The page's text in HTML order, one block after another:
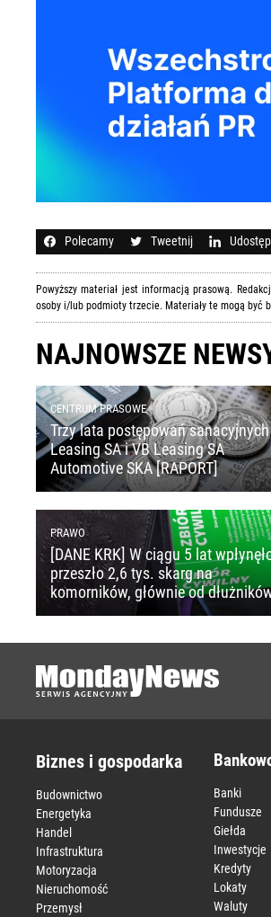
Polecamy Tweetnij
Powyższy materiał jest informacją prasową.
osoby i/lub podmioty trzecie. Materiały te mogą być
NAJNOWSZE
CENTRUM PRASOWE
Trzy lata postępowań
Leasing SA i VB Leasing SA
Automotive SKA [RAPORT]
PRAWO
[DANE KRK] W ciągu 5 lat
przeszło 2,6 tys. skarg na
komorników, głównie od
Biznes i gospodarka
Budownictwo
Energetyka
Handel
Infrastruktura
Motoryzacja
Nieruchomość
Przemysł
Banki
Fundusze
Giełda
Inwestycje
Kredyty
Lokaty
Waluty